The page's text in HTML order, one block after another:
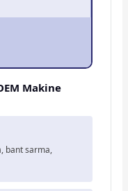
Makine
bant sarma,